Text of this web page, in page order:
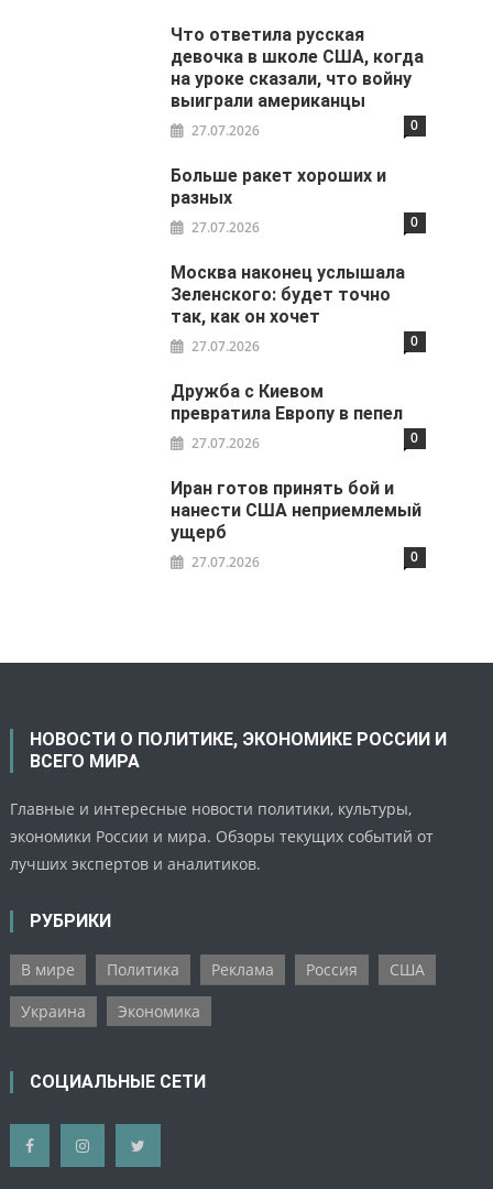
Что ответила русская
девочка в школе США, когда
на уроке сказали, что войну
выиграли американцы
27.07.2026 0
Больше ракет хороших и
разных
27.07.2026 0
Москва наконец услышала
Зеленского: будет точно
так, как он хочет
27.07.2026 0
Дружба с Киевом
превратила Европу в пепел
27.07.2026 0
Иран готов принять бой и
нанести США неприемлемый
ущерб
27.07.2026 0
НОВОСТИ О ПОЛИТИКЕ, ЭКОНОМИКЕ РОССИИ И
ВСЕГО МИРА
Главные и интересные новости политики, культуры,
экономики России и мира. Обзоры текущих событий от
лучших экспертов и аналитиков.
РУБРИКИ
В мире Политика Реклама Россия
США
Украина
Экономика
СОЦИАЛЬНЫЕ СЕТИ